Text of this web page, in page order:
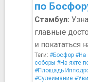
по
Стамбул:
главные
и покататься
Теги: #Босфор #На
соборы #На яхте
#Площадь
#Сулеймание